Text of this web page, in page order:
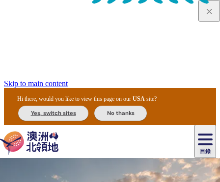
Skip to main content
Hi there, would you like to view this page on ourUSA site?
Yes, switch sites No thanks
目錄